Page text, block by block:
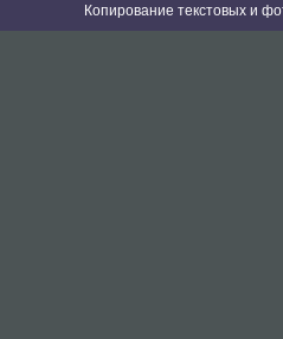
Копирование текстовых и